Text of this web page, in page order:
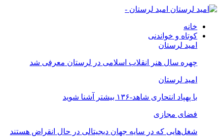
امید لرستان -
خانه
کوتاه و خواندنی
امید لرستان
چهره سال هنر انقلاب اسلامی در لرستان معرفی شد
امید لرستان
با پهپاد انتحاری شاهد-۱۳۶ بیشتر آشنا شوید
فضای مجازی
شغل‌‌هایی که در سایه جهان دیجیتالی در حال انقراض هستند